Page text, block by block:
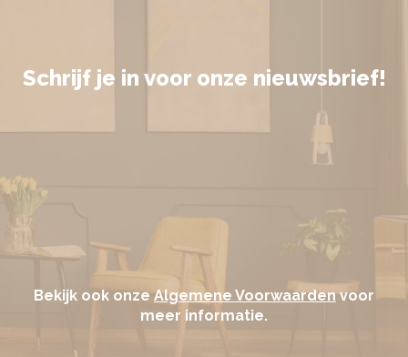
Schrijf je in voor onze nieuwsbrief!
Bekijk ook onzeAlgemene Voorwaardenvoor
meer informatie.